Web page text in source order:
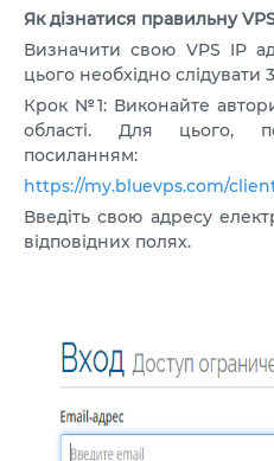
Як дізнатися правильну
Визначити свою VPS IP
цього необхідно слідувати
Крок №1: Виконайте
області. Для цього,
посиланням:
https://my.bluevps.com/
Введіть свою адресу
відповідних полях.